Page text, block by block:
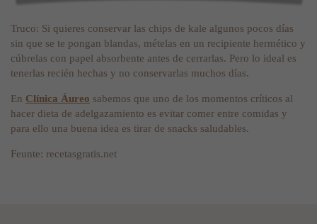
Truco: Si quieres conservar las chips de kale algunos pocos días
sin que se te pongan blandas, mételas en un recipiente hermético y
cúbrelas con papel absorbente antes de cerrarlas. Pero lo ideal es
tenerlas recién hechas y no conservarlas muchos días.
En Clínica Áureo sabemos que uno de los momentos críticos al
hacer dieta de adelgazamiento es evitar comer entre comidas y
para ello una buena idea es tirar de snacks saludables.
Feunte: recetasgratis.net